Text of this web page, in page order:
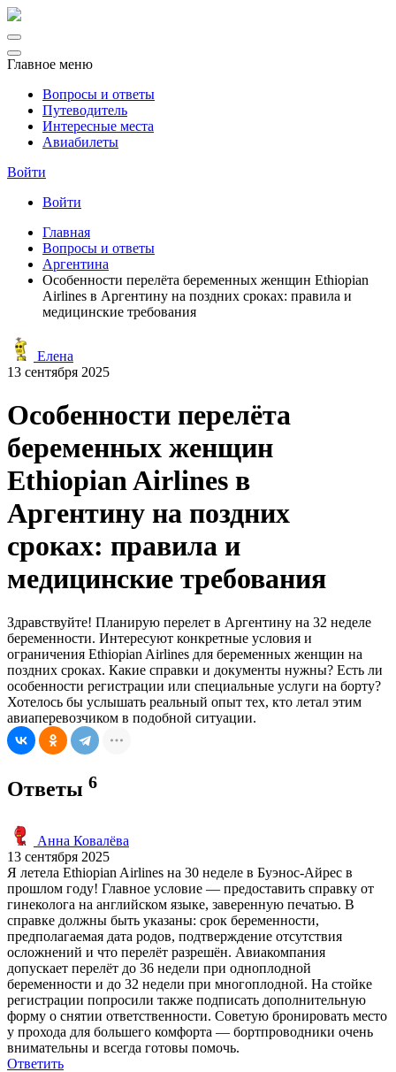
Главное меню
Вопросы и ответы
Путеводитель
Интересные места
Авиабилеты
Войти
Войти
Главная
Вопросы и ответы
Аргентина
Особенности перелёта беременных женщин Ethiopian
Airlines в Аргентину на поздних сроках: правила и
медицинские требования
Елена
13 сентября 2025
Особенности перелёта
беременных женщин
Ethiopian Airlines в
Аргентину на поздних
сроках: правила и
медицинские требования
Здравствуйте! Планирую перелет в Аргентину на 32 неделе
беременности. Интересуют конкретные условия и
ограничения Ethiopian Airlines для беременных женщин на
поздних сроках. Какие справки и документы нужны? Есть ли
особенности регистрации или специальные услуги на борту?
Хотелось бы услышать реальный опыт тех, кто летал этим
авиаперевозчиком в подобной ситуации.
Ответы 6
Анна Ковалёва
13 сентября 2025
Я летела Ethiopian Airlines на 30 неделе в Буэнос-Айрес в
прошлом году! Главное условие — предоставить справку от
гинеколога на английском языке, заверенную печатью. В
справке должны быть указаны: срок беременности,
предполагаемая дата родов, подтверждение отсутствия
осложнений и что перелёт разрешён. Авиакомпания
допускает перелёт до 36 недели при одноплодной
беременности и до 32 недели при многоплодной. На стойке
регистрации попросили также подписать дополнительную
форму о снятии ответственности. Советую бронировать место
у прохода для большего комфорта — бортпроводники очень
внимательны и всегда готовы помочь.
Ответить